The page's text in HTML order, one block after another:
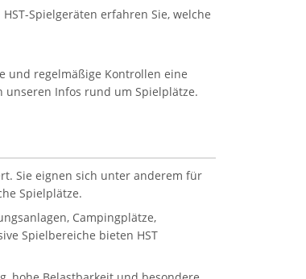
Spielgeräten erfahren Sie, welche
und regelmäßige Kontrollen eine
unseren Infos rund um Spielplätze.
Sie eignen sich unter anderem für
Spielplätze.
Campingplätze,
Spielbereiche bieten HST